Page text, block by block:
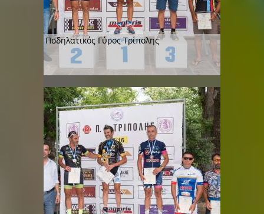
Ποδηλατικός Γύρος Τρίπολης